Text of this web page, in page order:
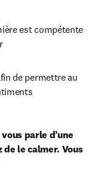
est compétente
de permettre au
parle d’une
le calmer. Vous